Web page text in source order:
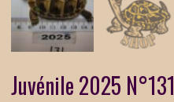
Juvénile 2025 N°131